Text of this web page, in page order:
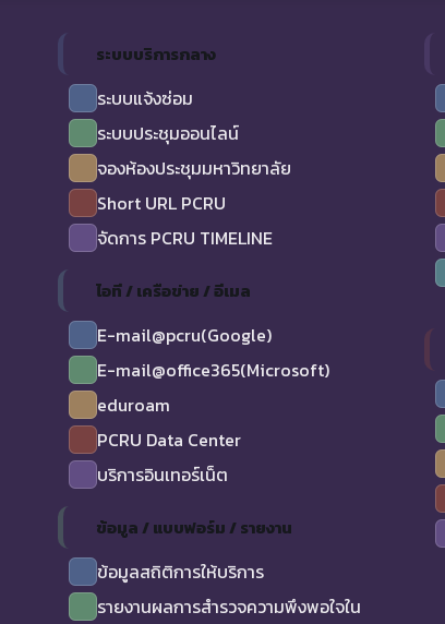
ระบบบริการกลาง
ระบบแจ้งซ่อม
ระบบประชุมออนไลน์
จองห้องประชุมมหาวิทยาลัย
Short URL PCRU
จัดการ PCRU TIMELINE
ไอที / เครือข่าย / อีเมล
E-mail@pcru(Google)
E-mail@office365(Microsoft)
eduroam
PCRU Data Center
บริการอินเทอร์เน็ต
ข้อมูล / แบบฟอร์ม / รายงาน
ข้อมูลสถิติการให้บริการ
รายงานผลการสำรวจความพึงพอใจใน